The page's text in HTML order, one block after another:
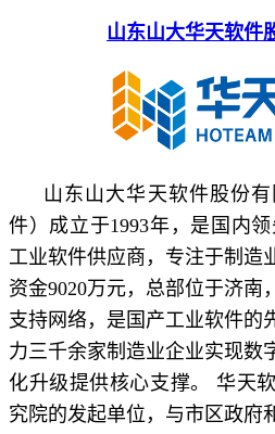
山东山大华天软件
山东山大华天软件股份
件）成立于1993年，是国内
工业软件供应商，专注于制造
资金9020万元，总部位于济南
支持网络，是国产工业软件的
力三千余家制造业企业实现数
化升级提供核心支撑。 华天
究院的发起单位，与市区政府